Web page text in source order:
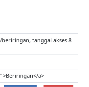
tanggal akses 8
a>